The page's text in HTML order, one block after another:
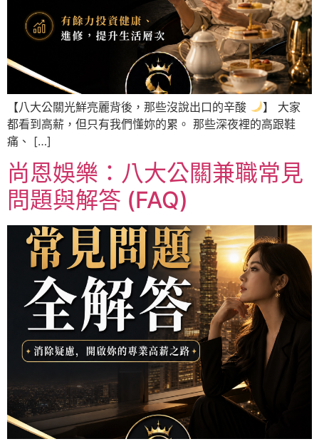
【八大公關光鮮亮麗背後，那些沒說出口的辛酸
】 大家
都看到高薪，但只有我們懂妳的累。 那些深夜裡的高跟鞋
痛、 […]
尚恩娛樂：八大公關兼職常見
問題與解答 (FAQ)